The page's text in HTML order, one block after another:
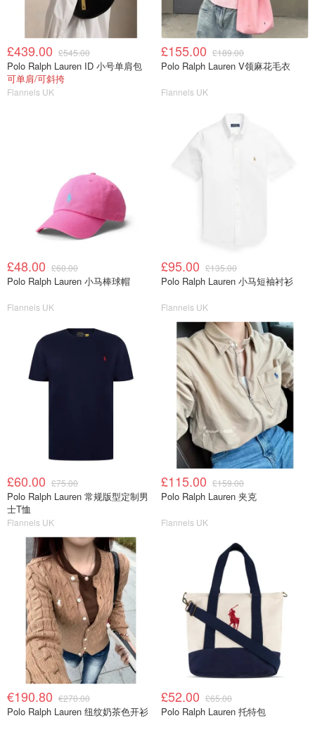
£439.00 £545.00
Polo Ralph Lauren ID 小号单肩包
可单肩/可斜挎
Flannels UK
£155.00 £189.00
Polo Ralph Lauren V领麻花毛衣
Flannels UK
£48.00 £60.00
Polo Ralph Lauren 小马棒球帽
Flannels UK
£95.00 £135.00
Polo Ralph Lauren 小马短袖衬衫
Flannels UK
£60.00 £75.00
Polo Ralph Lauren 常规版型定制男
士T恤
Flannels UK
£115.00 £159.00
Polo Ralph Lauren 夹克
Flannels UK
€190.80 €270.00
Polo Ralph Lauren 纽纹奶茶色开衫
£52.00 £65.00
Polo Ralph Lauren 托特包